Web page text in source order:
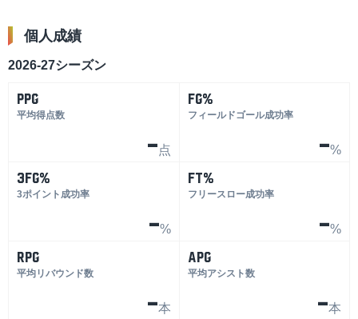
個人成績
2026-27シーズン
PPG
平均得点数
-点
FG%
フィールドゴール成功率
-%
3FG%
3ポイント成功率
-%
FT%
フリースロー成功率
-%
RPG
平均リバウンド数
-本
APG
平均アシスト数
-本